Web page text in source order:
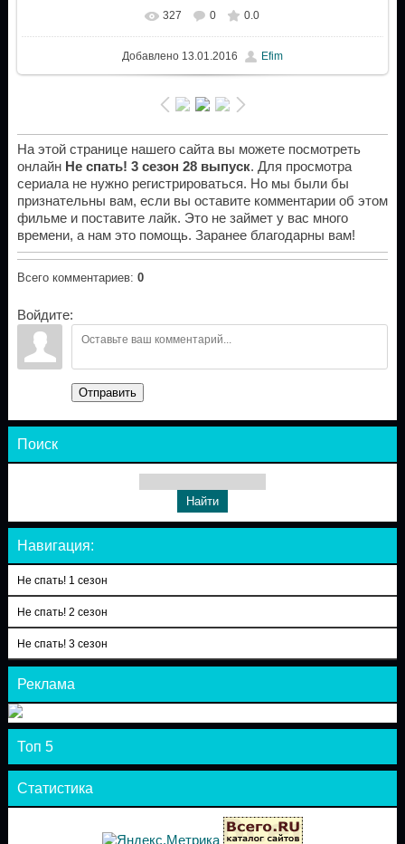
327 0 0.0
Добавлено13.01.2016 Efim
На этой странице нашего сайта вы можете посмотреть
онлайн Не спать! 3 сезон 28 выпуск. Для просмотра
сериала не нужно регистрироваться. Но мы были бы
признательны вам, если вы оставите комментарии об этом
фильме и поставите лайк. Это не займет у вас много
времени, а нам это помощь. Заранее благодарны вам!
Всего комментариев: 0
Войдите:
Отправить
Поиск
Навигация:
Не спать! 1 сезон
Не спать! 2 сезон
Не спать! 3 сезон
Реклама
Топ 5
Статистика